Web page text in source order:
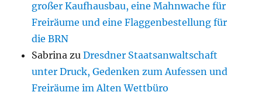
großer Kaufhausbau, eine Mahnwache für
Freiräume und eine Flaggenbestellung für
die BRN
Sabrina zuDresdner Staatsanwaltschaft
unter Druck, Gedenken zum Aufessen und
Freiräume im Alten Wettbüro